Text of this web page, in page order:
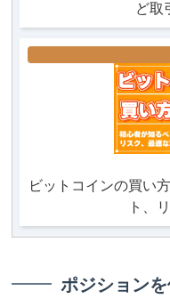
ど取
ビットコインの買い
ト、
ポジション